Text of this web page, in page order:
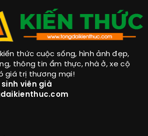
thức cuộc sống, hình ảnh đẹp,
thông tin ẩm thực, nhà ở, xe cộ
giá trị thương mại!
sinh viên già